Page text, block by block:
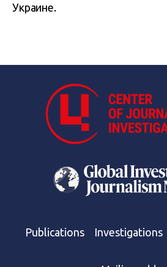
Украине.
Publications Investigations